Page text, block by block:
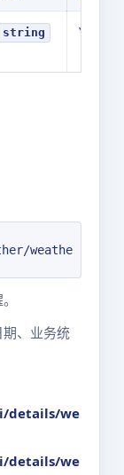
string
weathe
、业务统
details/we
details/we